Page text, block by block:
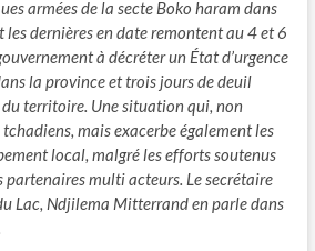
armées de la secte Boko haram dans
dernières en date remontent au 4 et 6
à décréter un État d’urgence
la province et trois jours de deuil
du territoire. Une situation qui, non
mais exacerbe également les
local, malgré les efforts soutenus
partenaires multi acteurs. Le secrétaire
Lac, Ndjilema Mitterrand en parle dans